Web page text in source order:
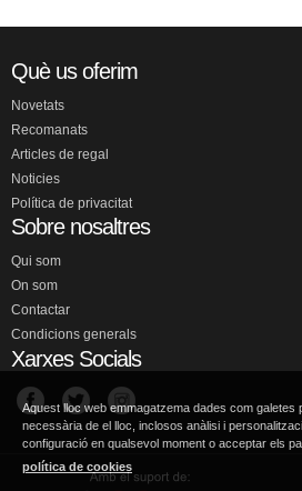
Què us oferim
Novetats
Recomanats
Articles de regal
Noticies
Política de privacitat
Sobre nosaltres
Qui som
On som
Contactar
Condicions generals
Xarxes Socials
Aquest lloc web emmagatzema dades com galetes
necessària de el lloc, inclosos anàlisi i
configuració en qualsevol moment o acceptar els
política de cookies